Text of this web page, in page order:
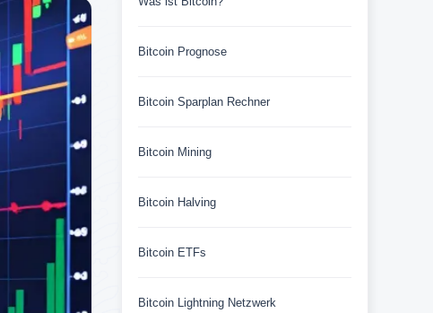
Bitcoin Prognose
Bitcoin Sparplan Rechner
Bitcoin Mining
Bitcoin Halving
Bitcoin ETFs
Bitcoin Lightning Netzwerk